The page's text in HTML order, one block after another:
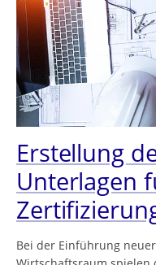
Erstellung
Unterlagen
Bei der Einführung